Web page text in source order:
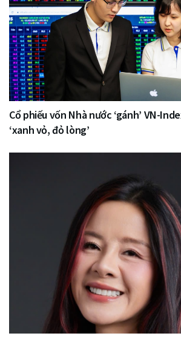
Cổ phiếu vốn Nhà nước ‘gánh’ VN-
‘xanh vỏ, đỏ lòng’